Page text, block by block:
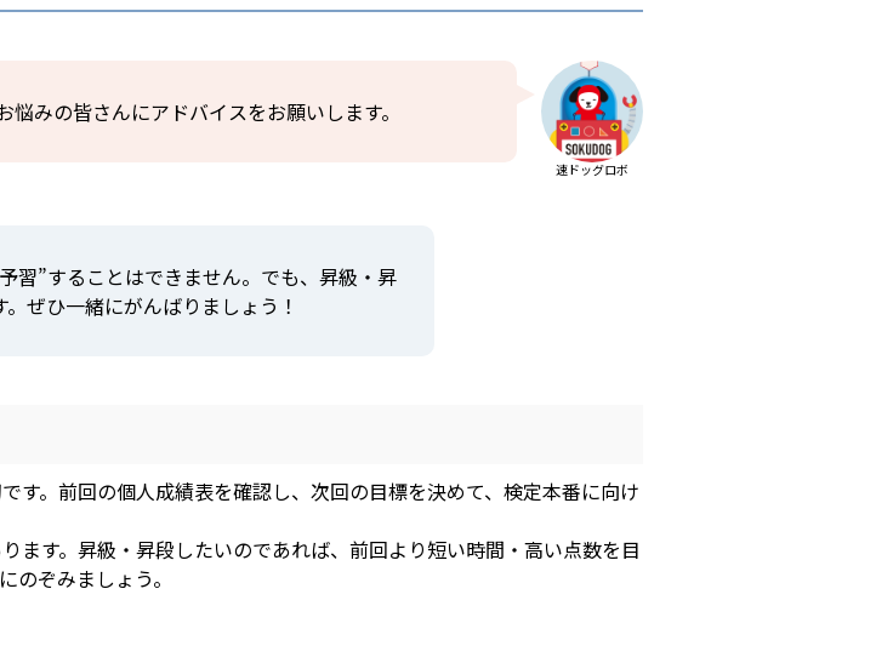
みの皆さんにアドバイスをお願いします。
速ドッグロボ
習”することはできません。でも、昇級・昇
ぜひ一緒にがんばりましょう！
す。前回の個人成績表を確認し、次回の目標を決めて、検定本番に向け
ます。昇級・昇段したいのであれば、前回より短い時間・高い点数を目
のぞみましょう。